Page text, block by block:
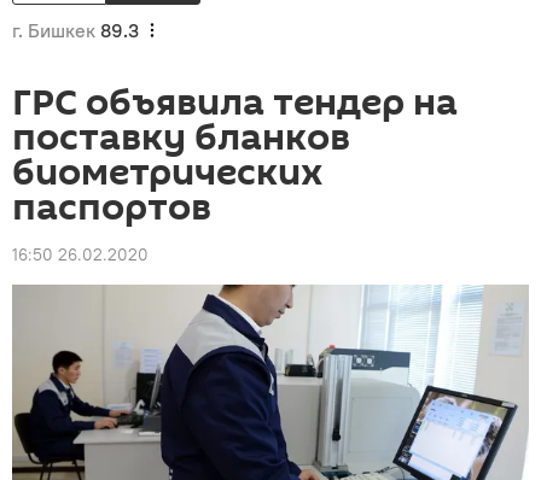
г. Бишкек 89.3
ГРС объявила тендер на
поставку бланков
биометрических
паспортов
16:50 26.02.2020